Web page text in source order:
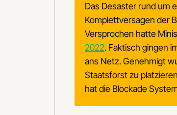
Das Desaster rund um
Komplettversagen der
Versprochen hatte
2022. Faktisch gingen
ans Netz. Genehmigt
Staatsforst zu
hat die Blockade